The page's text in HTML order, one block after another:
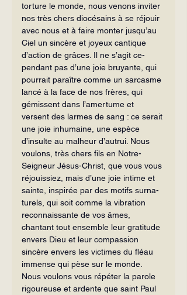
torture le monde, nous ve­nons inviter
nos très chers diocésains à se réjouir
avec nous et à faire monter jusqu’au
Ciel un sincère et joyeux cantique
d’action de grâces. Il ne s’agit ce­
pendant pas d’une joie bruyante, qui
pourrait paraître comme un sarcasme
lancé à la face de nos frères, qui
gémissent dans l’amertume et
versent des larmes de sang : ce serait
une joie inhumaine, une espèce
d’insulte au malheur d’autrui. Nous
voulons, très chers fils en Notre-
Seigneur Jésus-Christ, que vous vous
réjouissiez, mais d’une joie intime et
sainte, inspirée par des motifs surna­
turels, qui soit comme la vibration
reconnaissante de vos âmes,
chantant tout ensemble leur gratitude
envers Dieu et leur compassion
sincère envers les vic­times du fléau
immense qui pèse sur le monde.
Nous voulons vous répéter la parole
rigoureuse et ardente que saint Paul